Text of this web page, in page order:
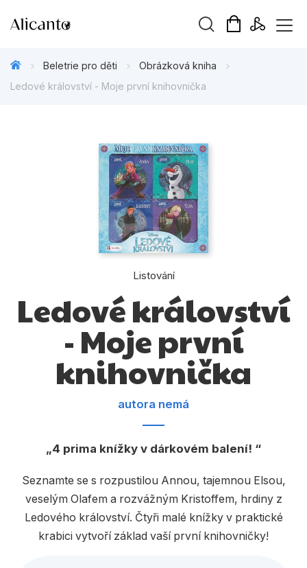
Připravujeme
Tipy redakce
Beletrie pro děti
Dárkové publikace
Dárkové zboží
Hobby
Komiks
Křížovky
Kuchařky
Počítače
Beletrie pro děti
Obrázková kniha
Ledové království - Moje první knihovnička
Listování
Ledové království
- Moje první
knihovnička
autora nemá
4 prima knížky v dárkovém balení!
Seznamte se s rozpustilou Annou, tajemnou Elsou,
veselým Olafem a rozvážným Kristoffem, hrdiny z
Ledového království. Čtyři malé knížky v praktické
krabici vytvoří základ vaší první knihovničky!